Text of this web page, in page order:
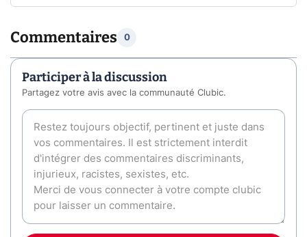
Commentaires 0
Participer à la discussion
Partagez votre avis avec la communauté Clubic.